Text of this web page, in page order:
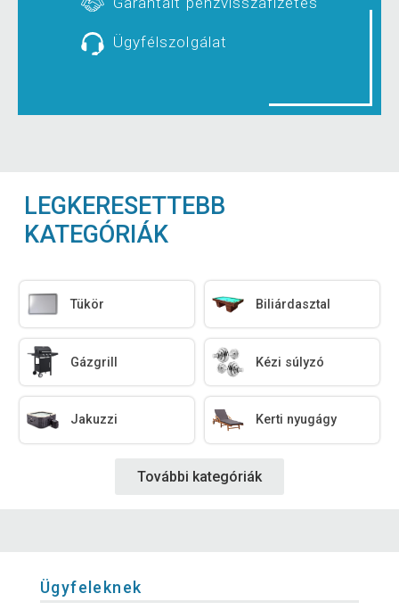
Ügyfélszolgálat
LEGKERESETTEBB
KATEGÓRIÁK
Tükör Biliárdasztal
Gázgrill Kézi súlyzó
Jakuzzi Kerti nyugágy
További kategóriák
Ügyfeleknek